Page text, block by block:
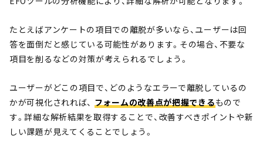
たとえばアンケートの項目での離脱が多いなら、ユーザーは回
答を面倒だと感じている可能性があります。その場合、不要な
項目を削るなどの対策が考えられるでしょう。
ユーザーがどこの項目で、どのようなエラーで離脱しているの
かが可視化されれば、 フォームの改善点が把握できるもので
す。詳細な解析結果を取得することで、改善すべきポイントや新
しい課題が見えてくることでしょう。